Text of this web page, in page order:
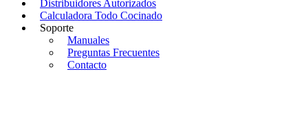
Distribuidores Autorizados
Calculadora Todo Cocinado
Soporte
Manuales
Preguntas Frecuentes
Contacto